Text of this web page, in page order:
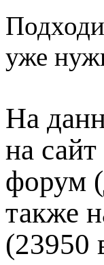
уже
На
на
форум
также
(23950